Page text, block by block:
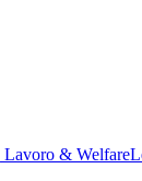
Lavoro & Welfare